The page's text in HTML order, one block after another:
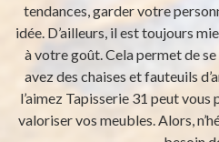
tendances, garder votre
idée. D’ailleurs, il est toujours
à votre goût. Cela permet de
avez des chaises et fauteuils
l’aimez Tapisserie 31 peut
valoriser vos meubles. Alors,